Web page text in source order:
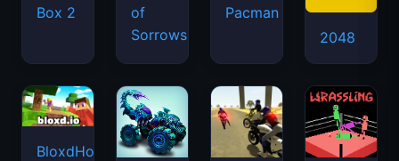
Box 2
of
Sorrows
Pacman
2048
BloxdHop.io